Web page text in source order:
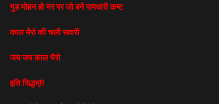
गुड मोहन हो नर पर जो बने पापधारी कष्ट
काल भैरो की चली सवारी
जय जय काल भैरो
इति सिद्धम्!!